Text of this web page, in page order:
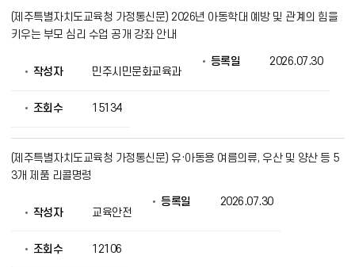
일,
조
(제주특별자치도교육청 가정통신문) 2026년 아동학대 예방 및 관계의 힘을
키우는 부모 심리 수업 공개 강좌 안내
작성자 민주시민문화교육과
등록일 2026.07.30
조회수 15134
(제주특별자치도교육청 가정통신문) 유·아동용 여름의류, 우산 및 양산 등 5
3개 제품 리콜명령
작성자 교육안전
등록일 2026.07.30
조회수 12106